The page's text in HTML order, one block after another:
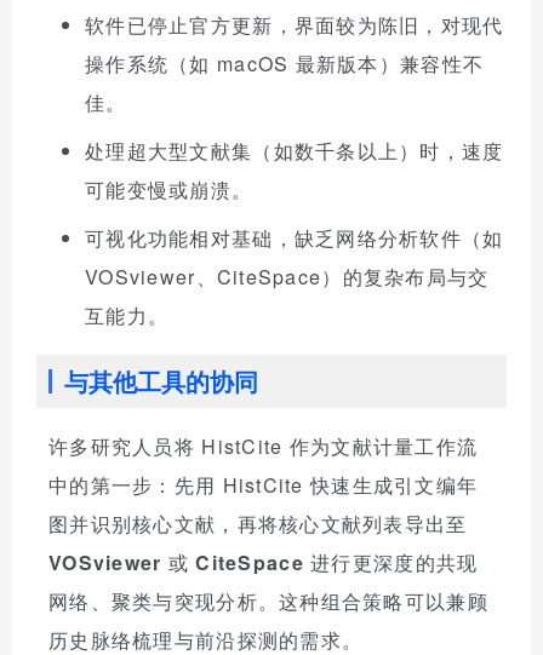
软件已停止官方更新，界面较为陈旧，对现代
操作系统（如 macOS 最新版本）兼容性不
佳。
处理超大型文献集（如数千条以上）时，速度
可能变慢或崩溃。
可视化功能相对基础，缺乏网络分析软件（如
VOSviewer、CiteSpace）的复杂布局与交
互能力。
与其他工具的协同
许多研究人员将 HistCite 作为文献计量工作流
中的第一步：先用 HistCite 快速生成引文编年
图并识别核心文献，再将核心文献列表导出至
VOSviewer 或CiteSpace 进行更深度的共现
网络、聚类与突现分析。这种组合策略可以兼顾
历史脉络梳理与前沿探测的需求。